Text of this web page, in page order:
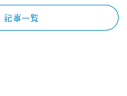
記事一覧